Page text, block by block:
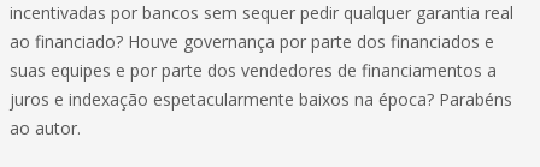
incentivadas por bancos sem sequer pedir qualquer garantia real
ao financiado? Houve governança por parte dos financiados e
suas equipes e por parte dos vendedores de financiamentos a
juros e indexação espetacularmente baixos na época? Parabéns
ao autor.